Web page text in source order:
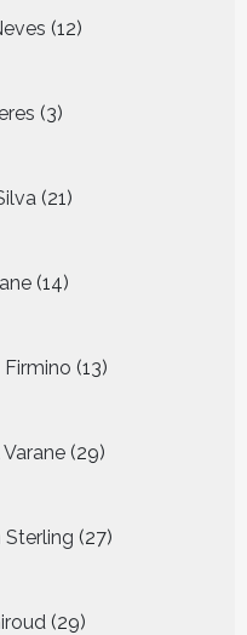
12
producten
3
producten
21
producten
14
producten
13
producten
29
producten
Sterling 27
producten
29